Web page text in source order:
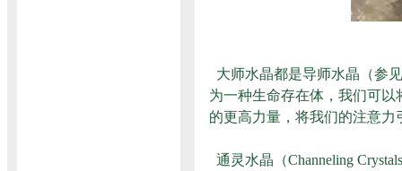
大师水晶都是导师水晶（参
为一种生命存在体，我们可
的更高力量，将我们的注意
通灵水晶（Channeling